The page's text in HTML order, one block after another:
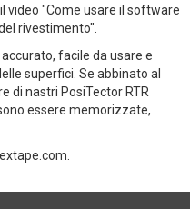
video "Come usare il software
rivestimento".
facile da usare e
superfici. Se abbinato al
di nastri PosiTector RTR
essere memorizzate,